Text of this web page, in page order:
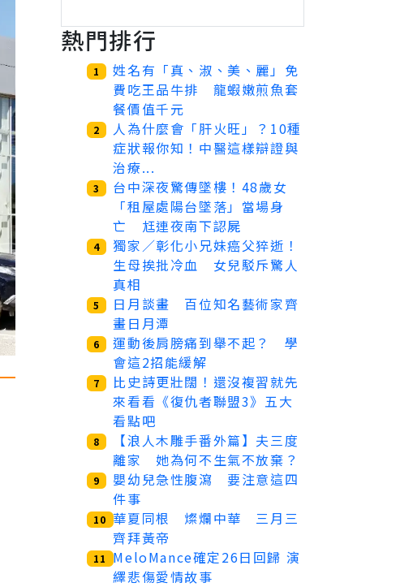
熱門排行
1
姓名有「真、淑、美、麗」免
費吃王品牛排 龍蝦嫩煎魚套
餐價值千元
2
人為什麼會「肝火旺」？10種
症狀報你知！中醫這樣辯證與
治療...
3
台中深夜驚傳墜樓！48歲女
「租屋處陽台墜落」當場身
亡 尪連夜南下認屍
4
獨家／彰化小兄妹癌父猝逝！
生母挨批冷血 女兒駁斥驚人
真相
5
日月談畫 百位知名藝術家齊
畫日月潭
6
運動後肩膀痛到舉不起？ 學
會這2招能緩解
7
比史詩更壯闊！還沒複習就先
來看看《復仇者聯盟3》五大
看點吧
8
【浪人木雕手番外篇】夫三度
離家 她為何不生氣不放棄？
9
嬰幼兒急性腹瀉 要注意這四
件事
10 華夏同根 燦爛中華 三月三
齊拜黃帝
11
MeloMance確定26日回歸 演
繹悲傷愛情故事